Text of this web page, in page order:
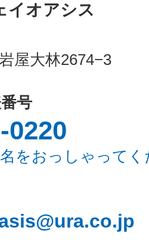
イオアシス
屋大林2674−3
号
0220
をおっしゃってく